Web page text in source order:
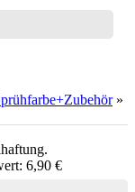
»
6,90 €